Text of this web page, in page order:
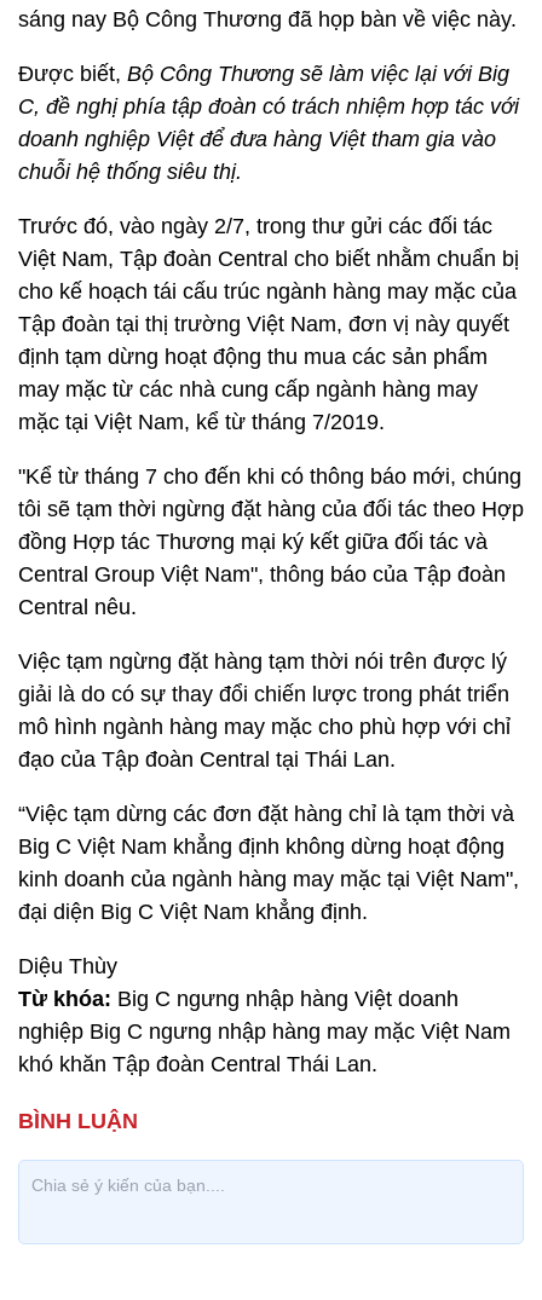
sáng nay Bộ Công Thương đã họp bàn về việc này.
Được biết, Bộ Công Thương sẽ làm việc lại với Big
C, đề nghị phía tập đoàn có trách nhiệm hợp tác với
doanh nghiệp Việt để đưa hàng Việt tham gia vào
chuỗi hệ thống siêu thị.
Trước đó, vào ngày 2/7, trong thư gửi các đối tác
Việt Nam, Tập đoàn Central cho biết nhằm chuẩn bị
cho kế hoạch tái cấu trúc ngành hàng may mặc của
Tập đoàn tại thị trường Việt Nam, đơn vị này quyết
định tạm dừng hoạt động thu mua các sản phẩm
may mặc từ các nhà cung cấp ngành hàng may
mặc tại Việt Nam, kể từ tháng 7/2019.
"Kể từ tháng 7 cho đến khi có thông báo mới, chúng
tôi sẽ tạm thời ngừng đặt hàng của đối tác theo Hợp
đồng Hợp tác Thương mại ký kết giữa đối tác và
Central Group Việt Nam", thông báo của Tập đoàn
Central nêu.
Việc tạm ngừng đặt hàng tạm thời nói trên được lý
giải là do có sự thay đổi chiến lược trong phát triển
mô hình ngành hàng may mặc cho phù hợp với chỉ
đạo của Tập đoàn Central tại Thái Lan.
“Việc tạm dừng các đơn đặt hàng chỉ là tạm thời và
Big C Việt Nam khẳng định không dừng hoạt động
kinh doanh của ngành hàng may mặc tại Việt Nam",
đại diện Big C Việt Nam khẳng định.
Diệu Thùy
Từ khóa: Big C ngưng nhập hàng Việt doanh
nghiệp Big C ngưng nhập hàng may mặc Việt Nam
khó khăn Tập đoàn Central Thái Lan.